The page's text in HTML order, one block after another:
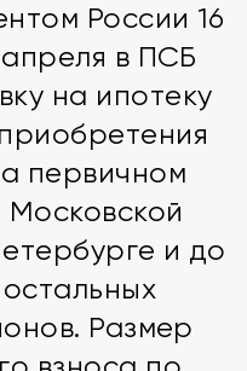
России 16
в ПСБ
на ипотеку
первичном
и до
Размер